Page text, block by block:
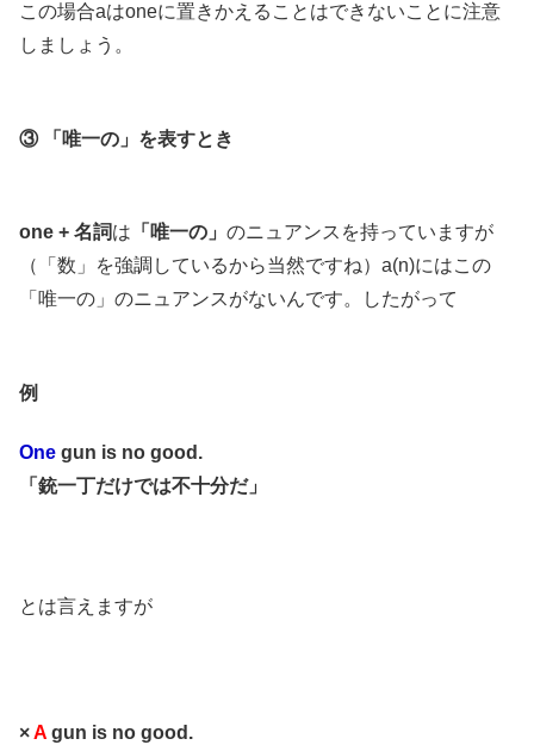
この場合aはoneに置きかえることはできないことに注意
しましょう。
③ 「唯一の」を表すとき
one + 名詞は 「唯一の」 のニュアンスを持っていますが
（「数」を強調しているから当然ですね）a(n)にはこの
「唯一の」のニュアンスがないんです。したがって
例
One gun is no good.
「銃一丁だけでは不十分だ」
とは言えますが
×A gun is no good.